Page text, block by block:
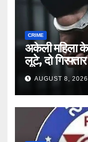
CRIME
अकेली महिला
लूटे, दो गिरफ्तार
AUGUST 8, 2026